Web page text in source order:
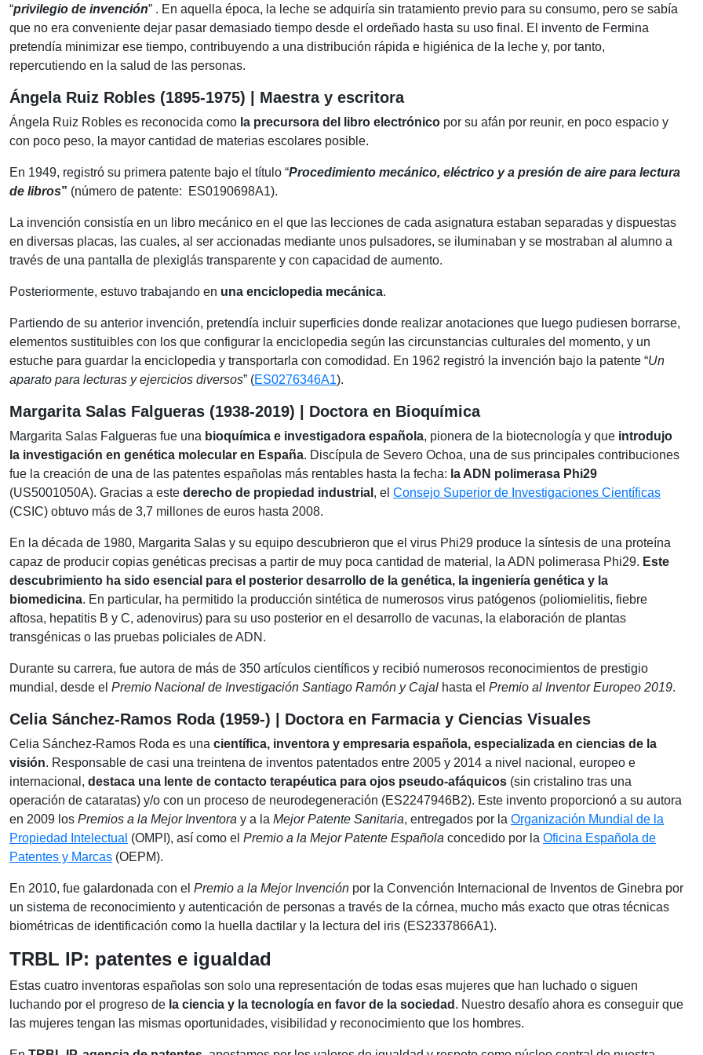
“privilegio de invención” . En aquella época, la leche se adquiría sin tratamiento previo para su consumo, pero se sabía
que no era conveniente dejar pasar demasiado tiempo desde el ordeñado hasta su uso final. El invento de Fermina
pretendía minimizar ese tiempo, contribuyendo a una distribución rápida e higiénica de la leche y, por tanto,
repercutiendo en la salud de las personas.
Ángela Ruiz Robles (1895-1975) | Maestra y escritora
Ángela Ruiz Robles es reconocida como la precursora del libro electrónico por su afán por reunir, en poco espacio y
con poco peso, la mayor cantidad de materias escolares posible.
En 1949, registró su primera patente bajo el título “Procedimiento mecánico, eléctrico y a presión de aire para lectura
de libros” (número de patente: ES0190698A1).
La invención consistía en un libro mecánico en el que las lecciones de cada asignatura estaban separadas y dispuestas
en diversas placas, las cuales, al ser accionadas mediante unos pulsadores, se iluminaban y se mostraban al alumno a
través de una pantalla de plexiglás transparente y con capacidad de aumento.
Posteriormente, estuvo trabajando en una enciclopedia mecánica.
Partiendo de su anterior invención, pretendía incluir superficies donde realizar anotaciones que luego pudiesen borrarse,
elementos sustituibles con los que configurar la enciclopedia según las circunstancias culturales del momento, y un
estuche para guardar la enciclopedia y transportarla con comodidad. En 1962 registró la invención bajo la patente “Un
aparato para lecturas y ejercicios diversos” (ES0276346A1).
Margarita Salas Falgueras (1938-2019) | Doctora en Bioquímica
Margarita Salas Falgueras fue una bioquímica e investigadora española, pionera de la biotecnología y que introdujo
la investigación en genética molecular en España. Discípula de Severo Ochoa, una de sus principales contribuciones
fue la creación de una de las patentes españolas más rentables hasta la fecha: la ADN polimerasa Phi29
(US5001050A). Gracias a este derecho de propiedad industrial , el Consejo Superior de Investigaciones Científicas
(CSIC) obtuvo más de 3,7 millones de euros hasta 2008.
En la década de 1980, Margarita Salas y su equipo descubrieron que el virus Phi29 produce la síntesis de una proteína
capaz de producir copias genéticas precisas a partir de muy poca cantidad de material, la ADN polimerasa Phi29. Este
descubrimiento ha sido esencial para el posterior desarrollo de la genética, la ingeniería genética y la
biomedicina. En particular, ha permitido la producción sintética de numerosos virus patógenos (poliomielitis, fiebre
aftosa, hepatitis B y C, adenovirus) para su uso posterior en el desarrollo de vacunas, la elaboración de plantas
transgénicas o las pruebas policiales de ADN.
Durante su carrera, fue autora de más de 350 artículos científicos y recibió numerosos reconocimientos de prestigio
mundial, desde el Premio Nacional de Investigación Santiago Ramón y Cajal hasta el Premio al Inventor Europeo 2019.
Celia Sánchez-Ramos Roda (1959-) | Doctora en Farmacia y Ciencias Visuales
Celia Sánchez-Ramos Roda es una científica, inventora y empresaria española, especializada en ciencias de la
visión. Responsable de casi una treintena de inventos patentados entre 2005 y 2014 a nivel nacional, europeo e
internacional, destaca una lente de contacto terapéutica para ojos pseudo-afáquicos (sin cristalino tras una
operación de cataratas) y/o con un proceso de neurodegeneración (ES2247946B2). Este invento proporcionó a su autora
en 2009 los Premios a la Mejor Inventora y a la Mejor Patente Sanitaria, entregados por la Organización Mundial de la
Propiedad Intelectual (OMPI), así como el Premio a la Mejor Patente Española concedido por la Oficina Española de
Patentes y Marcas (OEPM).
En 2010, fue galardonada con el Premio a la Mejor Invención por la Convención Internacional de Inventos de Ginebra por
un sistema de reconocimiento y autenticación de personas a través de la córnea, mucho más exacto que otras técnicas
biométricas de identificación como la huella dactilar y la lectura del iris (ES2337866A1).
TRBL IP: patentes e igualdad
Estas cuatro inventoras españolas son solo una representación de todas esas mujeres que han luchado o siguen
luchando por el progreso de la ciencia y la tecnología en favor de la sociedad . Nuestro desafío ahora es conseguir que
las mujeres tengan las mismas oportunidades, visibilidad y reconocimiento que los hombres.